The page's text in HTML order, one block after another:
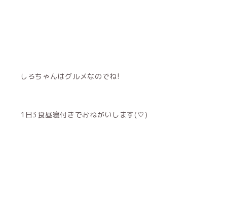
しろちゃんはグルメなのでね!
1日3食昼寝付きでおねがいします(♡)